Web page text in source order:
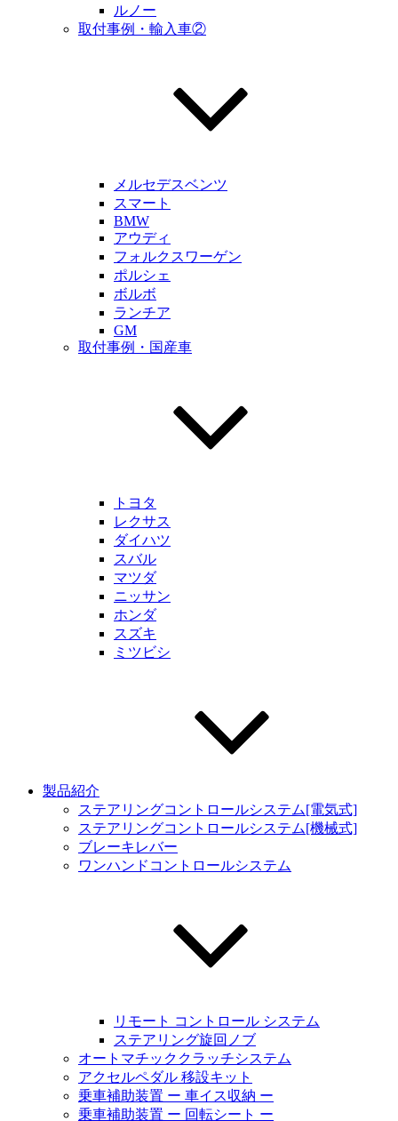
ルノー
取付事例・輸入車②
メルセデスベンツ
スマート
BMW
アウディ
フォルクスワーゲン
ポルシェ
ボルボ
ランチア
GM
取付事例・国産車
トヨタ
レクサス
ダイハツ
スバル
マツダ
ニッサン
ホンダ
スズキ
ミツビシ
製品紹介
ステアリングコントロールシステム[電気式]
ステアリングコントロールシステム[機械式]
ブレーキレバー
ワンハンドコントロールシステム
リモート コントロール システム
ステアリング旋回ノブ
オートマチッククラッチシステム
アクセルペダル 移設キット
乗車補助装置 ー 車イス収納 ー
乗車補助装置 ー 回転シート ー